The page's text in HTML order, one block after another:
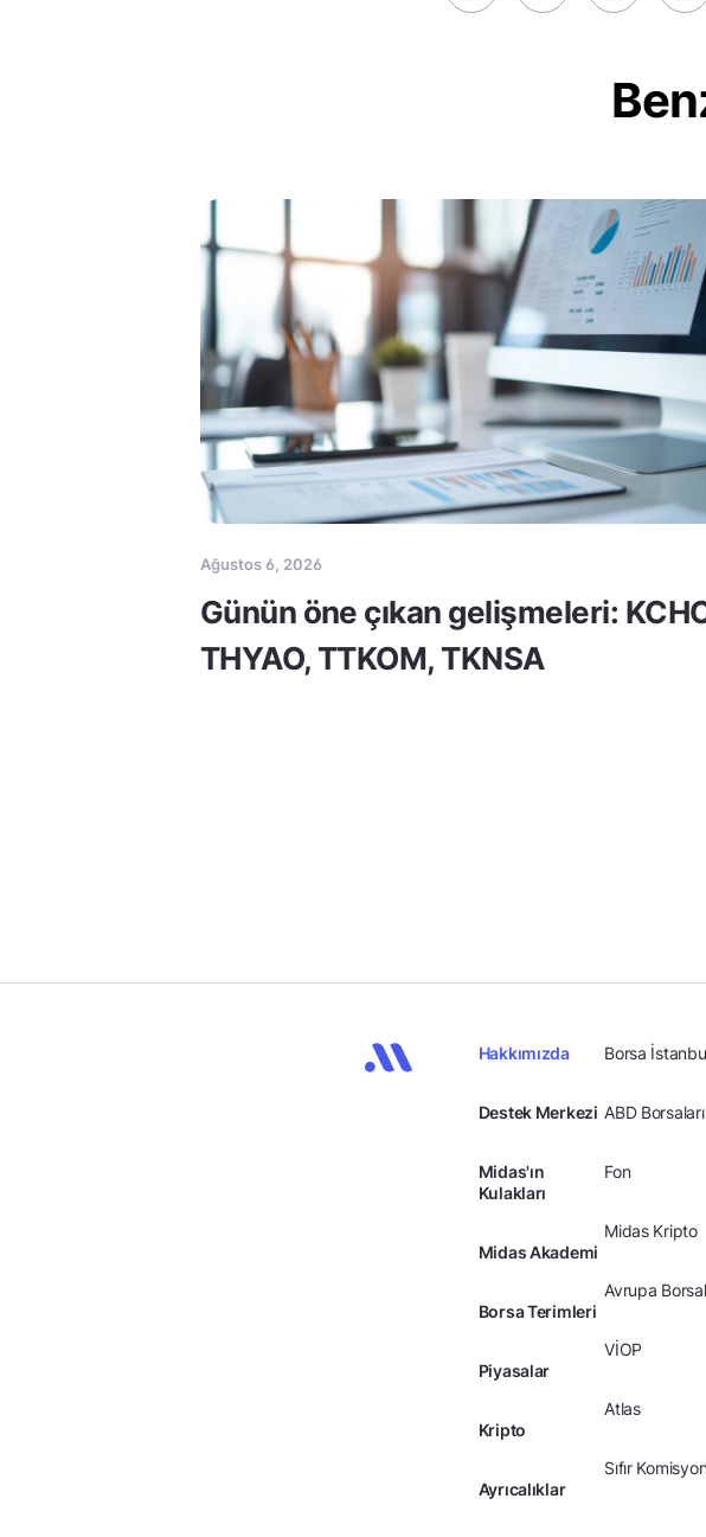
Ağustos 6, 2026
Günün öne çıkan gelişmeleri:
THYAO, TTKOM, TKNSA
Hakkımızda
Destek Merkezi
Midas'ın
Kulakları
Midas Akademi
Borsa Terimleri
Piyasalar
Kripto
Ayrıcalıklar
Borsa
ABD Borsaları
Fon
Midas Kripto
Avrupa
VİOP
Atlas
Sıfır